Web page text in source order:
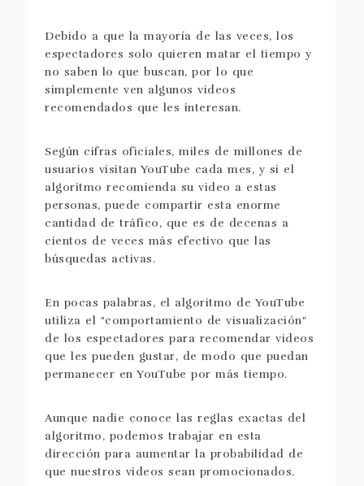
Debido a que la mayoría de las veces, los
espectadores solo quieren matar el tiempo y
no saben lo que buscan, por lo que
simplemente ven algunos videos
recomendados que les interesan.
Según cifras oficiales, miles de millones de
usuarios visitan YouTube cada mes, y si el
algoritmo recomienda su video a estas
personas, puede compartir esta enorme
cantidad de tráfico, que es de decenas a
cientos de veces más efectivo que las
búsquedas activas.
En pocas palabras, el algoritmo de YouTube
utiliza el "comportamiento de visualización"
de los espectadores para recomendar videos
que les pueden gustar, de modo que puedan
permanecer en YouTube por más tiempo.
Aunque nadie conoce las reglas exactas del
algoritmo, podemos trabajar en esta
dirección para aumentar la probabilidad de
que nuestros videos sean promocionados.